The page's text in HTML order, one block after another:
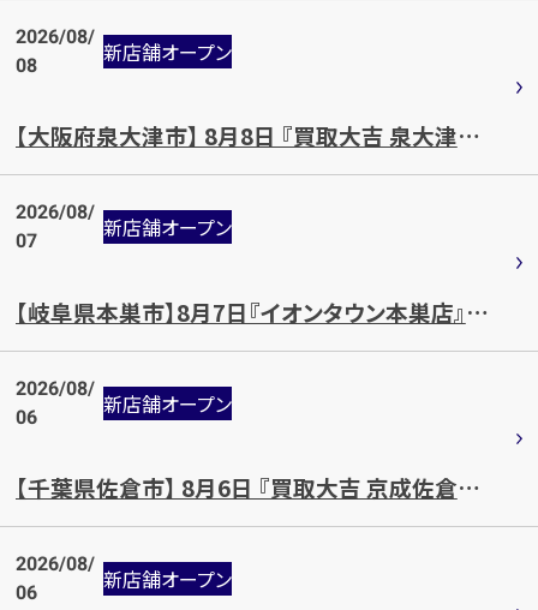
カンタン無料
最短1分！今すぐ査定金額をお伝えいたします
2026/08/
08
新店舗オープン
【大阪府泉大津市】 8月8日 『買取大吉 泉大津松之浜店』OPEN!!
2026/08/
07
新店舗オープン
【岐阜県本巣市】8月7日『イオンタウン本巣店』OPEN!!
2026/08/
06
新店舗オープン
【千葉県佐倉市】 8月6日 『買取大吉 京成佐倉駅北口店』OPEN!!
2026/08/
06
新店舗オープン